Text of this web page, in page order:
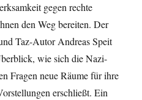
gegen rechte
den Weg bereiten. Der
Taz-Autor Andreas Speit
wie sich die Nazi-
Fragen neue Räume für ihre
erschließt. Ein